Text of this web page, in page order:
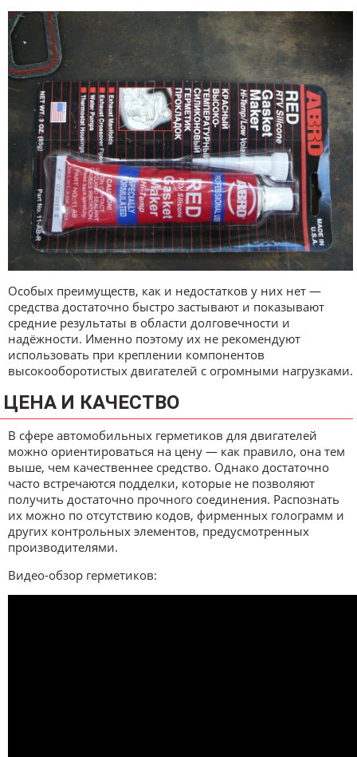
Особых преимуществ, как и недостатков у них нет —
средства достаточно быстро застывают и показывают
средние результаты в области долговечности и
надёжности. Именно поэтому их не рекомендуют
использовать при креплении компонентов
высокооборотистых двигателей с огромными нагрузками.
ЦЕНА И КАЧЕСТВО
В сфере автомобильных герметиков для двигателей
можно ориентироваться на цену — как правило, она тем
выше, чем качественнее средство. Однако достаточно
часто встречаются подделки, которые не позволяют
получить достаточно прочного соединения. Распознать
их можно по отсутствию кодов, фирменных голограмм и
других контрольных элементов, предусмотренных
производителями.
Видео-обзор герметиков: